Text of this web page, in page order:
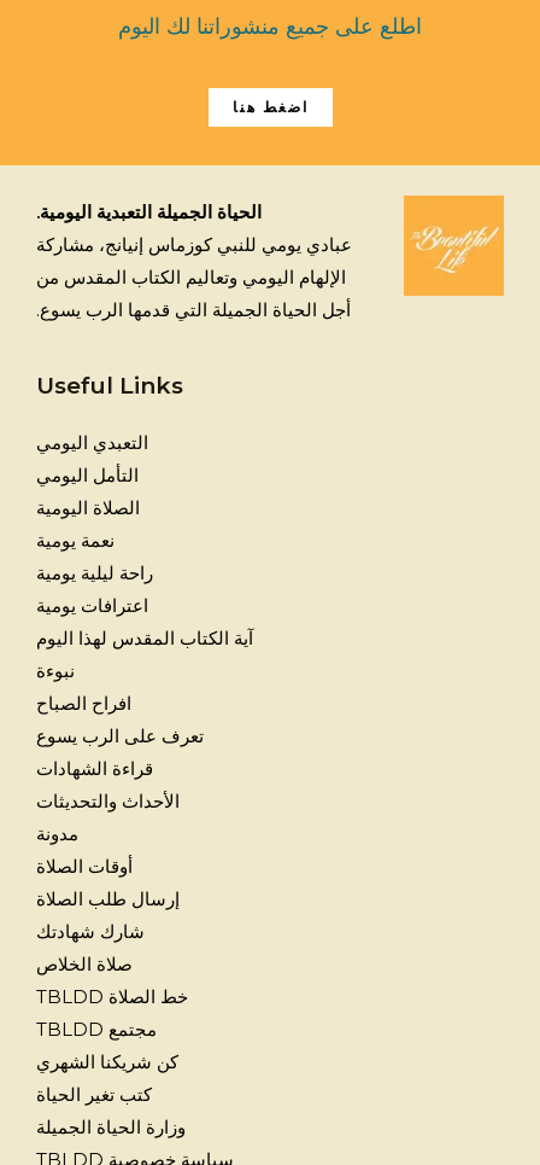
اطلع على جميع منشوراتنا لك اليوم
اضغط هنا
الحياة الجميلة التعبدية اليومية.
عبادي يومي للنبي كوزماس إنيانج، مشاركة
الإلهام اليومي وتعاليم الكتاب المقدس من
أجل الحياة الجميلة التي قدمها الرب يسوع.
Useful Links
التعبدي اليومي
التأمل اليومي
الصلاة اليومية
نعمة يومية
راحة ليلية يومية
اعترافات يومية
آية الكتاب المقدس لهذا اليوم
نبوءة
افراح الصباح
تعرف على الرب يسوع
قراءة الشهادات
الأحداث والتحديثات
مدونة
أوقات الصلاة
إرسال طلب الصلاة
شارك شهادتك
صلاة الخلاص
خط الصلاة TBLDD
مجتمع TBLDD
كن شريكنا الشهري
كتب تغير الحياة
وزارة الحياة الجميلة
سياسة خصوصية TBLDD